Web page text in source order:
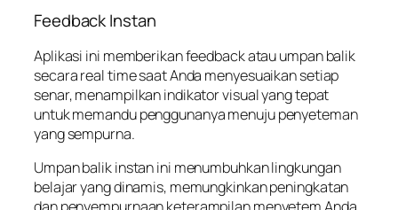
Feedback Instan
Aplikasi ini memberikan feedback atau umpan balik
secara real time saat Anda menyesuaikan setiap
senar, menampilkan indikator visual yang tepat
untuk memandu penggunanya menuju penyeteman
yang sempurna.
Umpan balik instan ini menumbuhkan lingkungan
belajar yang dinamis, memungkinkan peningkatan